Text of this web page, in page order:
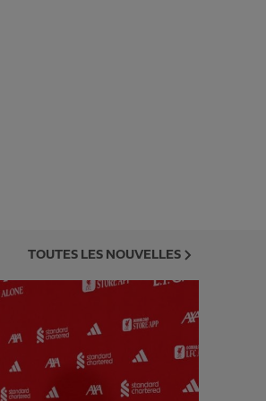
TOUTES LES NOUVELLES